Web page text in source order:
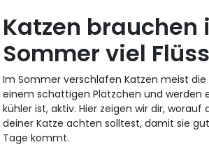
Katzen brauchen
Sommer viel
Im Sommer verschlafen Katzen meist
einem schattigen Plätzchen und werden
kühler ist, aktiv. Hier zeigen wir dir, worauf
deiner Katze achten solltest, damit sie
Tage kommt.